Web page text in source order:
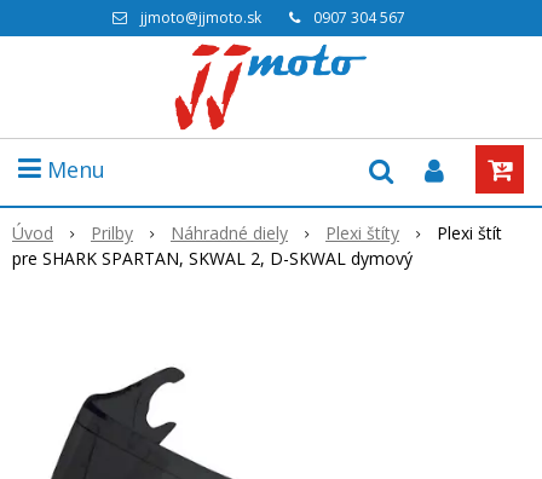
jjmoto@jjmoto.sk 0907 304 567
Menu
Úvod Prilby Náhradné diely Plexi štíty
Plexi štít
pre SHARK SPARTAN, SKWAL 2, D-SKWAL dymový